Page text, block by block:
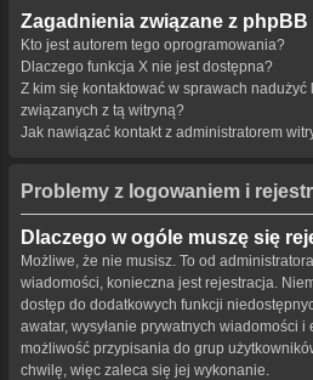
Zagadnienia związane z phpBB
Kto jest autorem tego oprogramowania?
Dlaczego funkcja X nie jest dostępna?
Z kim się kontaktować w sprawach
związanych z tą witryną?
Jak nawiązać kontakt z administratorem
Problemy z logowaniem i
Dlaczego w ogóle muszę się
Możliwe, że nie musisz. To od
wiadomości, konieczna jest rejestracja.
dostęp do dodatkowych funkcji
awatar, wysyłanie prywatnych wiadomości
możliwość przypisania do grup
chwilę, więc zaleca się jej wykonanie.